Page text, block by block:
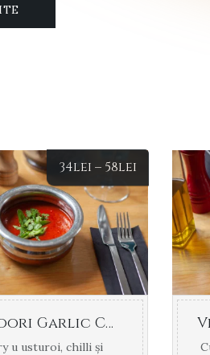
34lei – 58lei
Tandoori Garlic Chilli Sos (170.00 g)
u usturoi, chilli și